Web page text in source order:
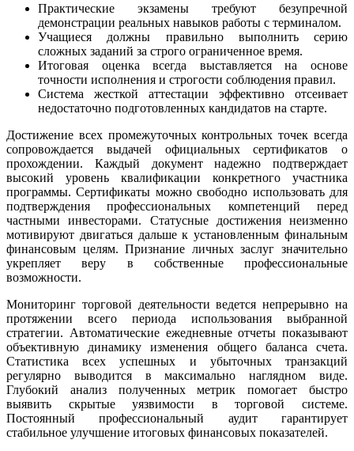
Практические экзамены требуют безупречной
демонстрации реальных навыков работы с терминалом.
Учащиеся должны правильно выполнить серию
сложных заданий за строго ограниченное время.
Итоговая оценка всегда выставляется на основе
точности исполнения и строгости соблюдения правил.
Система жесткой аттестации эффективно отсеивает
недостаточно подготовленных кандидатов на старте.
Достижение всех промежуточных контрольных точек всегда
сопровождается выдачей официальных сертификатов о
прохождении. Каждый документ надежно подтверждает
высокий уровень квалификации конкретного участника
программы. Сертификаты можно свободно использовать для
подтверждения профессиональных компетенций перед
частными инвесторами. Статусные достижения неизменно
мотивируют двигаться дальше к установленным финальным
финансовым целям. Признание личных заслуг значительно
укрепляет веру в собственные профессиональные
возможности.
Мониторинг торговой деятельности ведется непрерывно на
протяжении всего периода использования выбранной
стратегии. Автоматические ежедневные отчеты показывают
объективную динамику изменения общего баланса счета.
Статистика всех успешных и убыточных транзакций
регулярно выводится в максимально наглядном виде.
Глубокий анализ полученных метрик помогает быстро
выявить скрытые уязвимости в торговой системе.
Постоянный профессиональный аудит гарантирует
стабильное улучшение итоговых финансовых показателей.